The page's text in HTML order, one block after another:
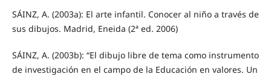
SÁINZ, A. (2003a): El arte infantil. Conocer al niño a través de
sus dibujos. Madrid, Eneida (2ª ed. 2006)
SÁINZ, A. (2003b): “El dibujo libre de tema como instrumento
de investigación en el campo de la Educación en valores. Un